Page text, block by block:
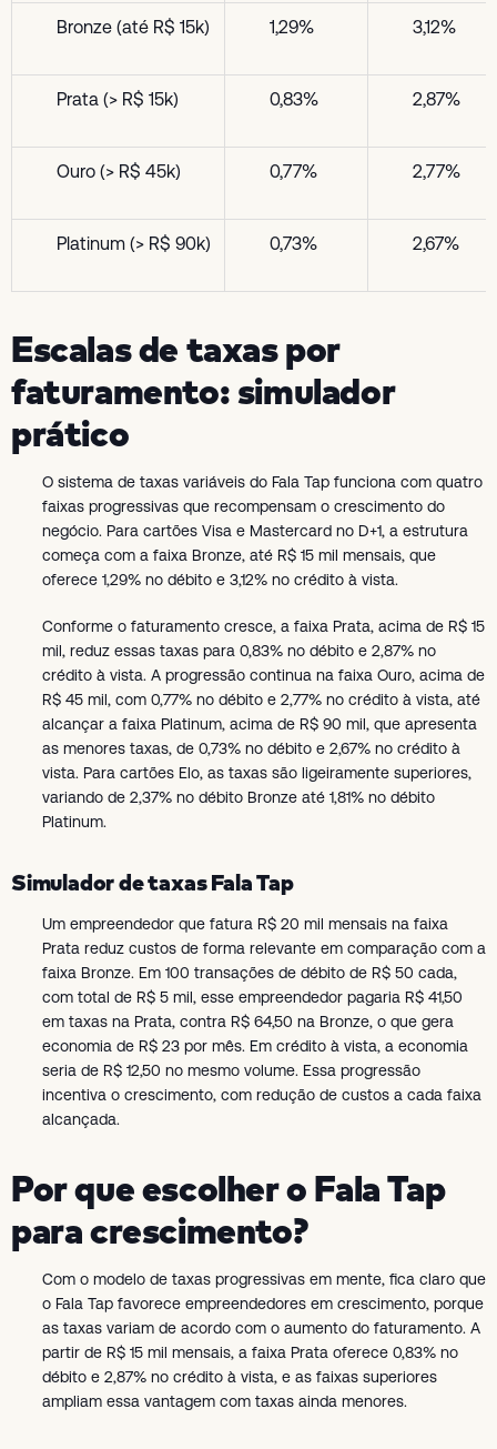
Bronze (até R$ 15k) 1,29% 3,12%
Prata (> R$ 15k) 0,83% 2,87%
Ouro (> R$ 45k) 0,77% 2,77%
Platinum (> R$ 90k) 0,73% 2,67%
Escalas de taxas por
faturamento: simulador
prático
O sistema de taxas variáveis do Fala Tap funciona com quatro
faixas progressivas que recompensam o crescimento do
negócio. Para cartões Visa e Mastercard no D+1, a estrutura
começa com a faixa Bronze, até R$ 15 mil mensais, que
oferece 1,29% no débito e 3,12% no crédito à vista.
Conforme o faturamento cresce, a faixa Prata, acima de R$ 15
mil, reduz essas taxas para 0,83% no débito e 2,87% no
crédito à vista. A progressão continua na faixa Ouro, acima de
R$ 45 mil, com 0,77% no débito e 2,77% no crédito à vista, até
alcançar a faixa Platinum, acima de R$ 90 mil, que apresenta
as menores taxas, de 0,73% no débito e 2,67% no crédito à
vista. Para cartões Elo, as taxas são ligeiramente superiores,
variando de 2,37% no débito Bronze até 1,81% no débito
Platinum.
Simulador de taxas Fala Tap
Um empreendedor que fatura R$ 20 mil mensais na faixa
Prata reduz custos de forma relevante em comparação com a
faixa Bronze. Em 100 transações de débito de R$ 50 cada,
com total de R$ 5 mil, esse empreendedor pagaria R$ 41,50
em taxas na Prata, contra R$ 64,50 na Bronze, o que gera
economia de R$ 23 por mês. Em crédito à vista, a economia
seria de R$ 12,50 no mesmo volume. Essa progressão
incentiva o crescimento, com redução de custos a cada faixa
alcançada.
Por que escolher o Fala Tap
para crescimento?
Com o modelo de taxas progressivas em mente, fica claro que
o Fala Tap favorece empreendedores em crescimento, porque
as taxas variam de acordo com o aumento do faturamento. A
partir de R$ 15 mil mensais, a faixa Prata oferece 0,83% no
débito e 2,87% no crédito à vista, e as faixas superiores
ampliam essa vantagem com taxas ainda menores.